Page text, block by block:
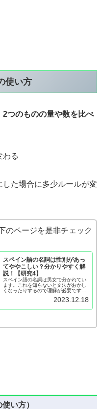
使い方
2つのものの量や数を比べ
わる
した場合に多少ルールが変
のページを是非チェック
スペイン語の名詞は性別があっ
てややこしい？分かりやすく解
説！【研究4】
スペイン語の名詞は男女で分かれてい
ます。これを知らないと文法がおかし
くなったりするので理解が必要です。
このページでは、名詞の性別の区別や
変換ルールについて図を交えながら、
2023.12.18
い方）